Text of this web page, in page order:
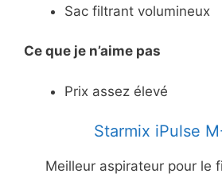
Sac filtrant volumineux
Ce que je n’aime pas
Prix assez élevé
Starmix iPulse
Meilleur aspirateur pour le